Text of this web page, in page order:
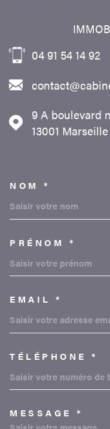
04 91 54 14 92
9 A boulevard
13001
Marseille
NOM *
PRÉNOM *
EMAIL *
TÉLÉPHONE *
MESSAGE *